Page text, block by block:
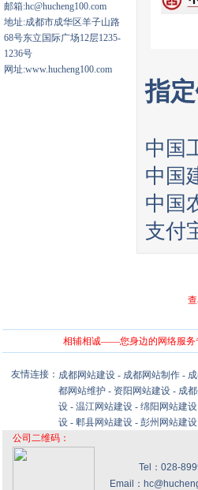
邮箱:hc@hucheng100.com
地址:成都市成华区羊子山路
68号东立国际广场12层1235-
1236号
网址:www.hucheng100.com
指
中国
中国
中国
支付
相辅相诚——您身边的网络服务
友情连接： 成都网站建设 - 成都网站制作 -
都网站维护 - 资阳网站建设 - 成
设 - 温江网站建设 - 绵阳网站建设
设 - 郫县网站建设 - 彭州网站建设
公司二维码：
Tel：028-
Email：